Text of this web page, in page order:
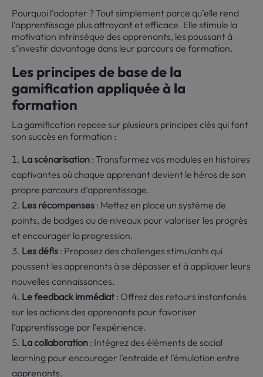
Pourquoi l’adopter ? Tout simplement parce qu’elle rend
l’apprentissage plus attrayant et efficace. Elle stimule la
motivation intrinsèque des apprenants, les poussant à
s’investir davantage dans leur parcours de formation.
Les principes de base de la
gamification appliquée à la
formation
La gamification repose sur plusieurs principes clés qui font
son succès en formation :
La scénarisation : Transformez vos modules en histoires
captivantes où chaque apprenant devient le héros de son
propre parcours d’apprentissage.
Les récompenses : Mettez en place un système de
points, de badges ou de niveaux pour valoriser les progrès
et encourager la progression.
Les défis : Proposez des challenges stimulants qui
poussent les apprenants à se dépasser et à appliquer leurs
nouvelles connaissances.
Le feedback immédiat : Offrez des retours instantanés
sur les actions des apprenants pour favoriser
l’apprentissage par l’expérience.
La collaboration : Intégrez des éléments de social
learning pour encourager l’entraide et l’émulation entre
apprenants.